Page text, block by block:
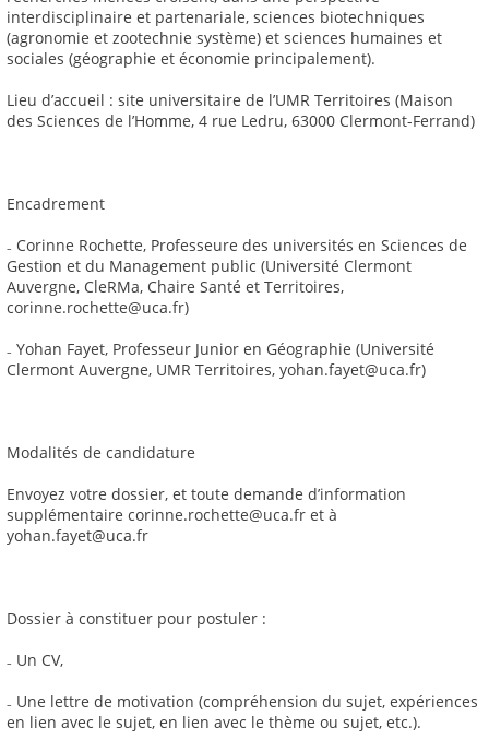
interdisciplinaire et partenariale, sciences biotechniques
(agronomie et zootechnie système) et sciences humaines et
sociales (géographie et économie principalement).
Lieu d’accueil : site universitaire de l’UMR Territoires (Maison
des Sciences de l’Homme, 4 rue Ledru, 63000 Clermont-Ferrand)
Encadrement
₋ Corinne Rochette, Professeure des universités en Sciences de
Gestion et du Management public (Université Clermont
Auvergne, CleRMa, Chaire Santé et Territoires,
corinne.rochette@uca.fr)
₋ Yohan Fayet, Professeur Junior en Géographie (Université
Clermont Auvergne, UMR Territoires, yohan.fayet@uca.fr)
Modalités de candidature
Envoyez votre dossier, et toute demande d’information
supplémentaire corinne.rochette@uca.fr et à
yohan.fayet@uca.fr
Dossier à constituer pour postuler :
₋ Un CV,
₋ Une lettre de motivation (compréhension du sujet, expériences
en lien avec le sujet, en lien avec le thème ou sujet, etc.).